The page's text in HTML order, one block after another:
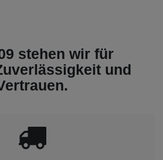
stehen wir für
und